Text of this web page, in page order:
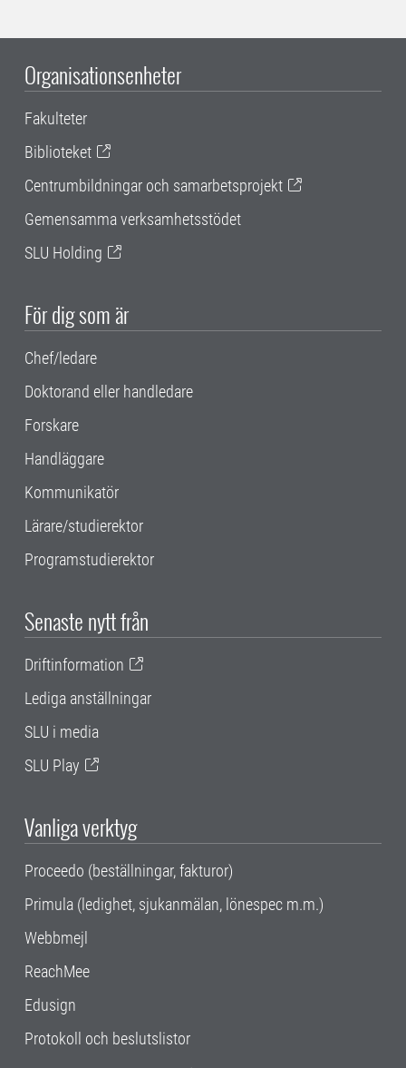
Organisationsenheter
Fakulteter
Biblioteket
Centrumbildningar och samarbetsprojekt
Gemensamma verksamhetsstödet
SLU Holding
För dig som är
Chef/ledare
Doktorand eller handledare
Forskare
Handläggare
Kommunikatör
Lärare/studierektor
Programstudierektor
Senaste nytt från
Driftinformation
Lediga anställningar
SLU i media
SLU Play
Vanliga verktyg
Proceedo (beställningar, fakturor)
Primula (ledighet, sjukanmälan, lönespec m.m.)
Webbmejl
ReachMee
Edusign
Protokoll och beslutslistor